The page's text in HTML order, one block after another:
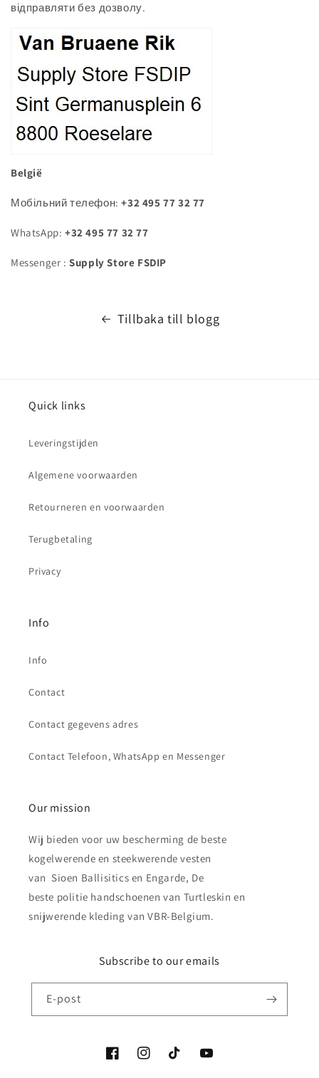
відправляти без дозволу.
België
Мобільний телефон: +32 495 77 32 77
WhatsApp: +32 495 77 32 77
Messenger :Supply Store FSDIP
Tillbaka till blogg
Quick links
Leveringstijden
Algemene voorwaarden
Retourneren en voorwaarden
Terugbetaling
Privacy
Info
Info
Contact
Contact gegevens adres
Contact Telefoon, WhatsApp en Messenger
Our mission
Wij bieden voor uw bescherming de beste
kogelwerende en steekwerende vesten
van Sioen Ballisitics en Engarde, De
beste politie handschoenen van Turtleskin en
snijwerende kleding van VBR-Belgium.
Subscribe to our emails
E-post
FacebookInstagramTikTok YouTube